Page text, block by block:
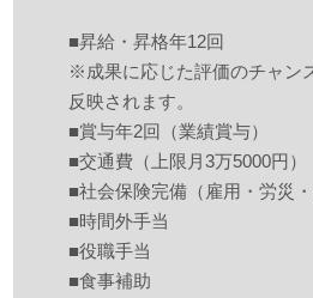
■昇給・昇格年12回
※成果に応じた評価のチャン
反映されます。
■賞与年2回（業績賞与）
■交通費（上限月3万5000円）
■社会保険完備（雇用・労災
■時間外手当
■役職手当
■食事補助